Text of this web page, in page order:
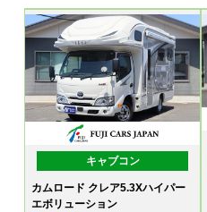
キャブコン
カムロード クレア5.3Xハイパー
エボリューション